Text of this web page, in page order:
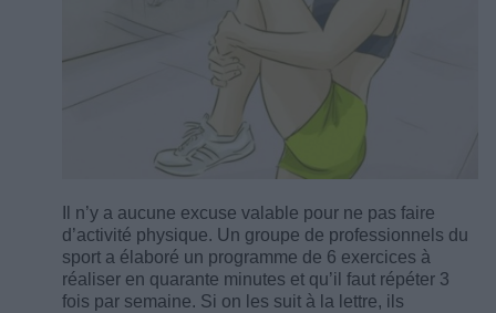
Il n’y a aucune excuse valable pour ne pas faire
d’activité physique. Un groupe de professionnels du
sport a élaboré un programme de 6 exercices à
réaliser en quarante minutes et qu’il faut répéter 3
fois par semaine. Si on les suit à la lettre, ils